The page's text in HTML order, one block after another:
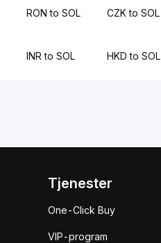
RON to SOL CZK to SOL
INR to SOL HKD to SOL
Tjenester
One-Click Buy
VIP-program